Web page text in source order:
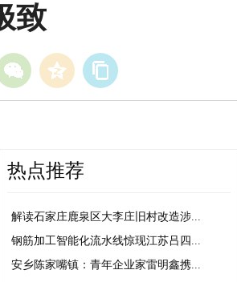
致
热点推荐
解读石家庄鹿泉区大李庄旧村改造涉...
钢筋加工智能化流水线惊现江苏吕四...
安乡陈家嘴镇：青年企业家雷明鑫携...